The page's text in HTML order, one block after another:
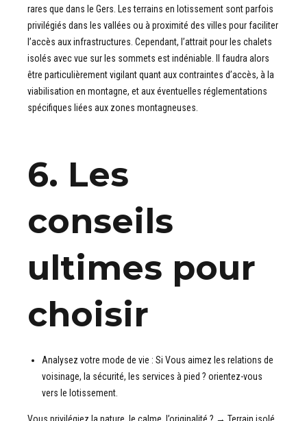
rares que dans le Gers. Les terrains en lotissement sont parfois
privilégiés dans les vallées ou à proximité des villes pour faciliter
l’accès aux infrastructures. Cependant, l’attrait pour les chalets
isolés avec vue sur les sommets est indéniable. Il faudra alors
être particulièrement vigilant quant aux contraintes d’accès, à la
viabilisation en montagne, et aux éventuelles réglementations
spécifiques liées aux zones montagneuses.
6. Les
conseils
ultimes pour
choisir
Analysez votre mode de vie : Si Vous aimez les relations de
voisinage, la sécurité, les services à pied ? orientez-vous
vers le lotissement.
Vous privilégiez la nature, le calme, l’originalité ? → Terrain isolé.